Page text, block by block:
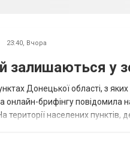
23:40, Вчора
залишаються у
Донецької області, з
онлайн-брифінгу
території населених